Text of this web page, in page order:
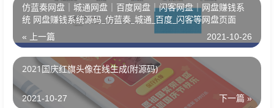
仿蓝奏网盘｜城通网盘｜百度网盘｜闪客网盘｜网盘赚钱系
统 网盘赚钱系统源码_仿蓝奏_城通_百度_闪客等网盘页面
« 上一篇 2021-10-26
2021国庆红旗头像在线生成(附源码)
下一篇 »
2021-10-27